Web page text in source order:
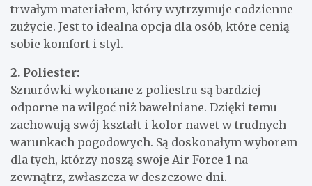
trwałym materiałem, który wytrzymuje codzienne
zużycie. Jest to idealna opcja dla osób, które cenią
sobie komfort i styl.
2. Poliester:
Sznurówki wykonane z poliestru są bardziej
odporne na wilgoć niż bawełniane. Dzięki temu
zachowują swój kształt i kolor nawet w trudnych
warunkach pogodowych. Są doskonałym wyborem
dla tych, którzy noszą swoje Air Force 1 na
zewnątrz, zwłaszcza w deszczowe dni.